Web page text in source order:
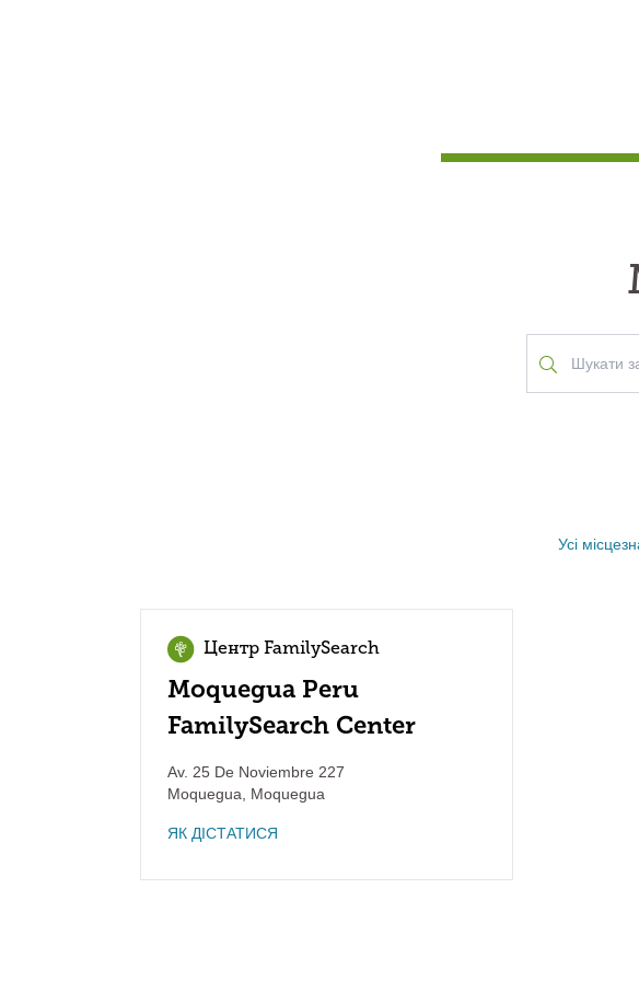
Усі
Центр FamilySearch
Moquegua Peru
FamilySearch Center
Av. 25 De Noviembre 227
Moquegua
Moquegua
ЯК ДІСТАТИСЯ